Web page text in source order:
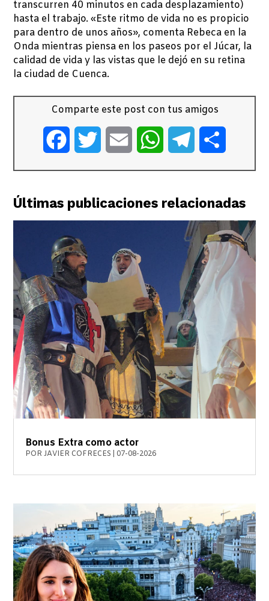
transcurren 40 minutos en cada desplazamiento)
hasta el trabajo. «Este ritmo de vida no es propicio
para dentro de unos años», comenta Rebeca en la
Onda mientras piensa en los paseos por el Júcar, la
calidad de vida y las vistas que le dejó en su retina
la ciudad de Cuenca.
Comparte este post con tus amigos
FacebookTwitter Email WhatsAppTelegram
Últimas publicaciones relacionadas
Bonus Extra como actor
PORJAVIER COFRECES 07-08-2026